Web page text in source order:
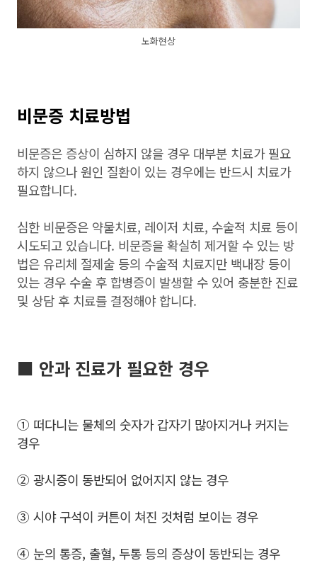
노화현상
비문증 치료방법
비문증은 증상이 심하지 않을 경우 대부분 치료가 필요
하지 않으나 원인 질환이 있는 경우에는 반드시 치료가
필요합니다.
심한 비문증은 약물치료, 레이저 치료, 수술적 치료 등이
시도되고 있습니다. 비문증을 확실히 제거할 수 있는 방
법은 유리체 절제술 등의 수술적 치료지만 백내장 등이
있는 경우 수술 후 합병증이 발생할 수 있어 충분한 진료
및 상담 후 치료를 결정해야 합니다.
■ 안과 진료가 필요한 경우
① 떠다니는 물체의 숫자가 갑자기 많아지거나 커지는
경우
② 광시증이 동반되어 없어지지 않는 경우
③ 시야 구석이 커튼이 쳐진 것처럼 보이는 경우
④ 눈의 통증, 출혈, 두통 등의 증상이 동반되는 경우